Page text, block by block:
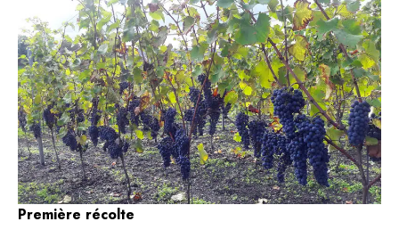
Première récolte